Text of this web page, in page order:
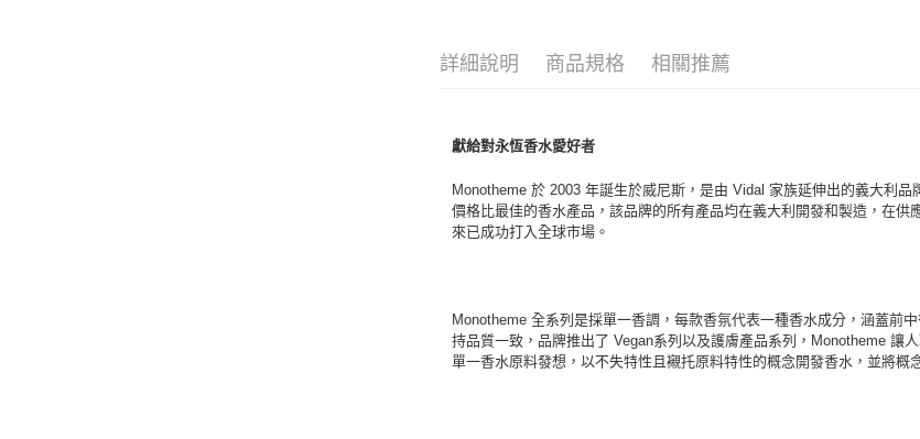
詳細說明 商品規格 相關推薦
獻給對永恆香水愛好者
Monotheme 於 2003 年誕生於威尼斯，是由 Vidal 家族延伸出的義大利
價格比最佳的香水產品，該品牌的所有產品均在義大利開發和製造，在
來已成功打入全球市場。
Monotheme 全系列是採單一香調，每款香氛代表一種香水成分，涵蓋前
持品質一致，品牌推出了 Vegan系列以及護膚產品系列，Monotheme 讓
單一香水原料發想，以不失特性且襯托原料特性的概念開發香水，並將概